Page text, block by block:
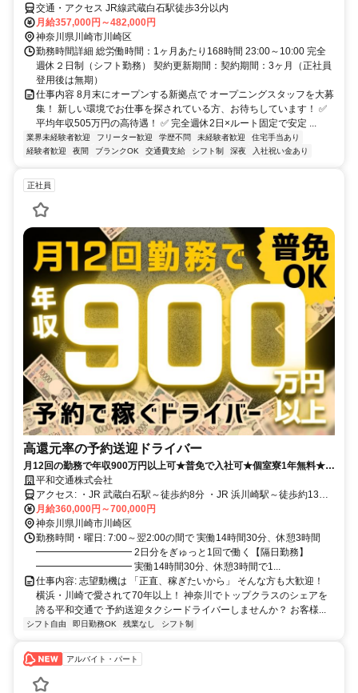
交通・アクセス JR線武蔵白石駅徒歩3分以内
月給357,000円～482,000円
神奈川県川崎市川崎区
勤務時間詳細 総労働時間：1ヶ月あたり168時間 23:00～10:00 完全
週休２日制（シフト勤務） 契約更新期間：契約期間：3ヶ月（正社員
登用後は無期）
仕事内容 8月末にオープンする新拠点で オープニングスタッフを大募
集！ 新しい環境でお仕事を探されている方、お待ちしています！ ✅
平均年収505万円の高待遇！ ✅ 完全週休2日×ルート固定で安定 ...
業界未経験者歓迎 フリーター歓迎 学歴不問 未経験者歓迎
住宅手当あり
経験者歓迎
夜間 ブランクOK 交通費支給 シフト制 深夜 入社祝い金あり
正社員
高還元率の予約送迎ドライバー
月12回の勤務で年収900万円以上可★普免で入社可★個室寮1年無料★平
均勤続14年
平和交通株式会社
アクセス: ・JR 武蔵白石駅～徒歩約8分 ・JR 浜川崎駅～徒歩約13分
★車通勤ＯＫ ★バイク通勤ＯＫ 神奈川県座間市、大和市、相模原
市、 海老名市、綾瀬市、川崎市、 横浜市保土ケ谷区・緑区・旭区・
瀬谷区・青葉区・瀬谷区・鶴見区・ 神奈川区・都筑区・戸塚区から
の 通勤者もいらっしゃいます！
月給360,000円～700,000円
神奈川県川崎市川崎区
勤務時間・曜日: 7:00～翌2:00の間で 実働14時間30分、休憩3時間
━━━━━━━━━━ 2日分をぎゅっと1回で働く【隔日勤務】
━━━━━━━━━━ 実働14時間30分、休憩3時間で1...
仕事内容: 志望動機は 「正直、稼ぎたいから」 そんな方も大歓迎！
横浜・川崎で愛されて70年以上！ 神奈川でトップクラスのシェアを
誇る平和交通で 予約送迎タクシードライバーしませんか？ お客様...
シフト自由 即日勤務OK 残業なし シフト制
アルバイト・パート